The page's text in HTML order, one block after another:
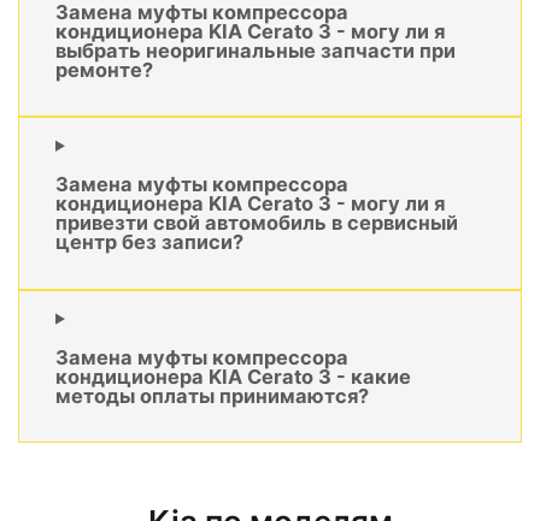
Замена муфты компрессора
кондиционера KIA Cerato 3 - могу ли я
выбрать неоригинальные запчасти при
ремонте?
Замена муфты компрессора
кондиционера KIA Cerato 3 - могу ли я
привезти свой автомобиль в сервисный
центр без записи?
Замена муфты компрессора
кондиционера KIA Cerato 3 - какие
методы оплаты принимаются?